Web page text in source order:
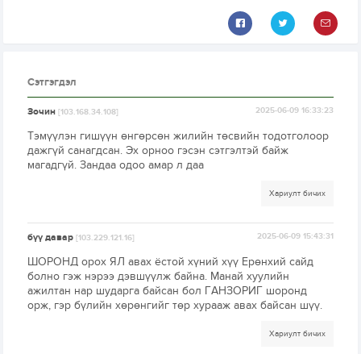
Сэтгэгдэл
Зочин[103.168.34.108] 2025-06-09 16:33:23
Тэмүүлэн гишүүн өнгөрсөн жилийн төсвийн тодотголоор
дажгүй санагдсан. Эх орноо гэсэн сэтгэлтэй байж
магадгүй. Зандаа одоо амар л даа
Хариулт бичих
бүү давар[103.229.121.16] 2025-06-09 15:43:31
ШОРОНД орох ЯЛ авах ёстой хүний хүү Ерөнхий сайд
болно гэж нэрээ дэвшүүлж байна. Манай хуулийн
ажилтан нар шударга байсан бол ГАНЗОРИГ шоронд
орж, гэр бүлийн хөрөнгийг төр хурааж авах байсан шүү.
Хариулт бичих